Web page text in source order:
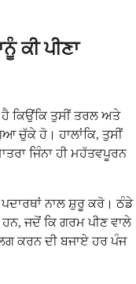
ਕੀ ਪੀਣਾ
ਕਿਉਂਕਿ ਤੁਸੀਂ ਤਰਲ ਅਤੇ
​​ਚੁੱਕੇ ਹੋ। ਹਾਲਾਂਕਿ, ਤੁਸੀਂ
ਜਿੰਨਾ ਹੀ ਮਹੱਤਵਪੂਰਨ
ਨਾਲ ਸ਼ੁਰੂ ਕਰੋ। ਠੰਡੇ
ਜਦੋਂ ਕਿ ਗਰਮ ਪੀਣ ਵਾਲੇ
ਕਰਨ ਦੀ ਬਜਾਏ ਹਰ ਪੰਜ